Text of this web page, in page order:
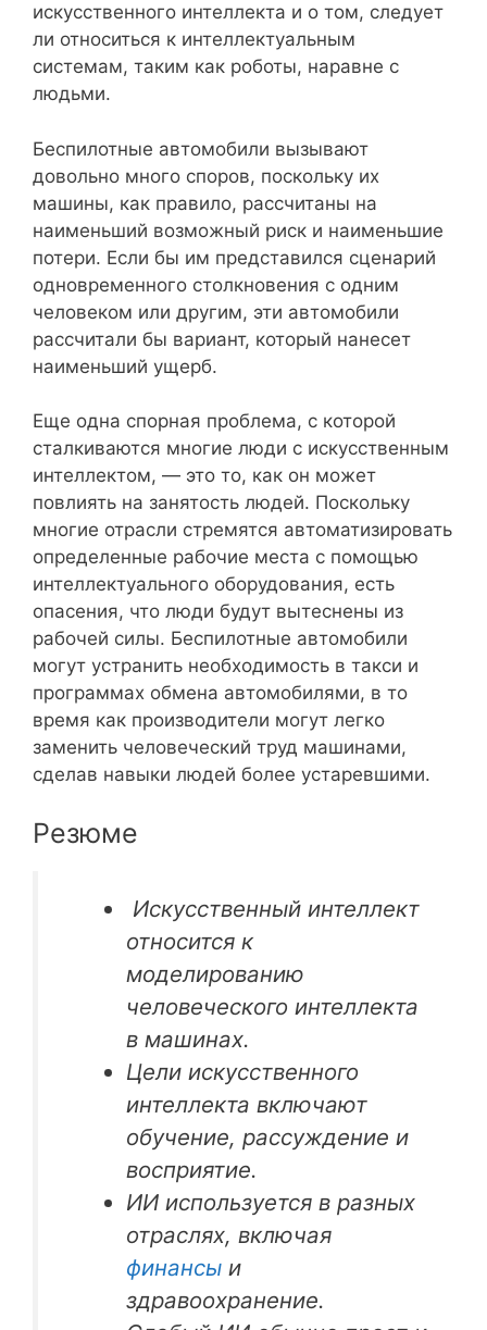
искусственного интеллекта и о том, следует
ли относиться к интеллектуальным
системам, таким как роботы, наравне с
людьми.
Беспилотные автомобили вызывают
довольно много споров, поскольку их
машины, как правило, рассчитаны на
наименьший возможный риск и наименьшие
потери. Если бы им представился сценарий
одновременного столкновения с одним
человеком или другим, эти автомобили
рассчитали бы вариант, который нанесет
наименьший ущерб.
Еще одна спорная проблема, с которой
сталкиваются многие люди с искусственным
интеллектом, — это то, как он может
повлиять на занятость людей. Поскольку
многие отрасли стремятся автоматизировать
определенные рабочие места с помощью
интеллектуального оборудования, есть
опасения, что люди будут вытеснены из
рабочей силы. Беспилотные автомобили
могут устранить необходимость в такси и
программах обмена автомобилями, в то
время как производители могут легко
заменить человеческий труд машинами,
сделав навыки людей более устаревшими.
Резюме
Искусственный интеллект
относится к
моделированию
человеческого интеллекта
в машинах.
Цели искусственного
интеллекта включают
обучение, рассуждение и
восприятие.
ИИ используется в разных
отраслях, включая
финансы и
здравоохранение.